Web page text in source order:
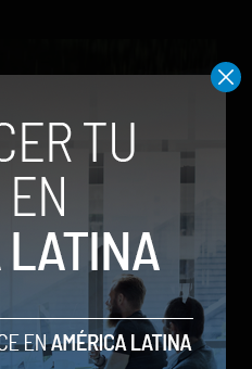
de Alibaba que desafía a